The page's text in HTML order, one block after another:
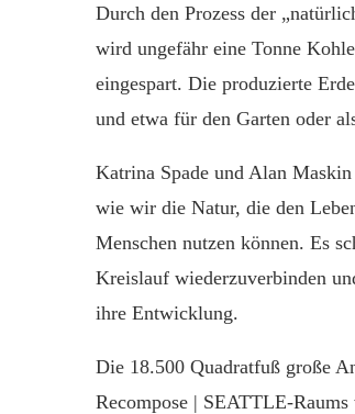
Durch den Prozess der
wird ungefähr eine Tonne
eingespart. Die produzierte
und etwa für den Garten oder
Katrina Spade und Alan
wie wir die Natur, die den
Menschen nutzen können. Es
Kreislauf wiederzuverbinden
ihre Entwicklung.
Die 18.500 Quadratfuß große
Recompose | SEATTLE-